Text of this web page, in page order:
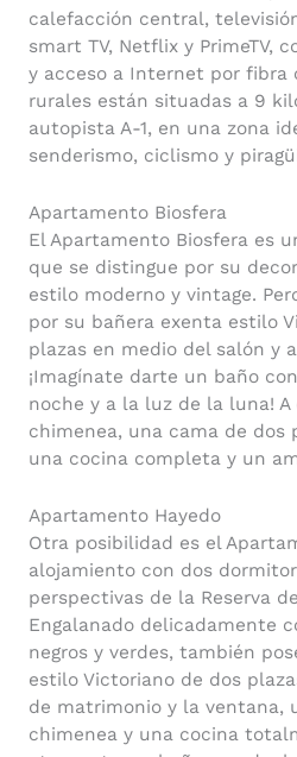
calefacción central,
smart TV, Netflix y PrimeTV,
y acceso a Internet por fibra
rurales están situadas a 9
autopista A-1, en una zona
senderismo, ciclismo y
Apartamento Biosfera
El Apartamento Biosfera es
que se distingue por su
estilo moderno y vintage.
por su bañera exenta estilo
plazas en medio del salón y
¡Imagínate darte un baño
noche y a la luz de la luna!
chimenea, una cama de dos
una cocina completa y un
Apartamento Hayedo
Otra posibilidad es el
alojamiento con dos
perspectivas de la Reserva
Engalanado delicadamente
negros y verdes, también
estilo Victoriano de dos
de matrimonio y la ventana,
chimenea y una cocina